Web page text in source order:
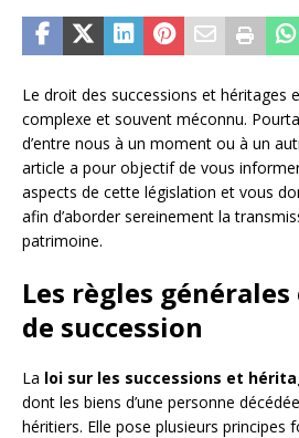
Le droit des successions et héritages
complexe et souvent méconnu.
d’entre nous à un moment ou à un
article a pour objectif de vous
aspects de cette législation et vous
afin d’aborder sereinement la
patrimoine.
Les règles
de succession
La loi sur les successions et
dont les biens d’une personne
héritiers. Elle pose plusieurs principes